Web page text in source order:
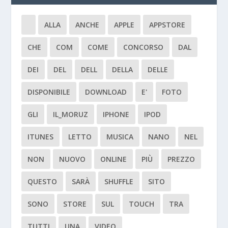
ALLA ANCHE APPLE APPSTORE
CHE COM COME CONCORSO DAL
DEI DEL DELL DELLA DELLE
DISPONIBILE DOWNLOAD E' FOTO
GLI IL_MORUZ IPHONE IPOD
ITUNES LETTO MUSICA NANO NEL
NON NUOVO ONLINE PIÙ PREZZO
QUESTO SARÀ SHUFFLE SITO
SONO STORE SUL TOUCH TRA
TUTTI UNA VIDEO